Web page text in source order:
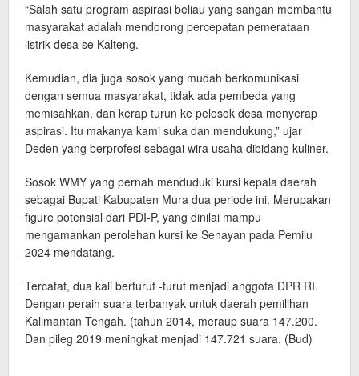
“Salah satu program aspirasi beliau yang sangan membantu
masyarakat adalah mendorong percepatan pemerataan
listrik desa se Kalteng.
Kemudian, dia juga sosok yang mudah berkomunikasi
dengan semua masyarakat, tidak ada pembeda yang
memisahkan, dan kerap turun ke pelosok desa menyerap
aspirasi. Itu makanya kami suka dan mendukung,” ujar
Deden yang berprofesi sebagai wira usaha dibidang kuliner.
Sosok WMY yang pernah menduduki kursi kepala daerah
sebagai Bupati Kabupaten Mura dua periode ini. Merupakan
figure potensial dari PDI-P, yang dinilai mampu
mengamankan perolehan kursi ke Senayan pada Pemilu
2024 mendatang.
Tercatat, dua kali berturut -turut menjadi anggota DPR RI.
Dengan peraih suara terbanyak untuk daerah pemilihan
Kalimantan Tengah. (tahun 2014, meraup suara 147.200.
Dan pileg 2019 meningkat menjadi 147.721 suara. (Bud)